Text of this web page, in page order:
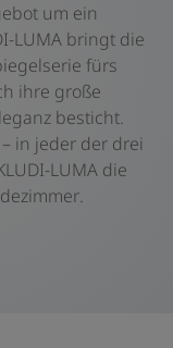
um ein
LUMA bringt die
fürs
ihre große
besticht.
in jeder der drei
LUMA die